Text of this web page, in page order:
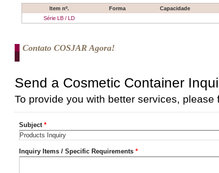
Item nº. Forma
Capacidade
Série LB / LD
Contato COSJAR Agora!